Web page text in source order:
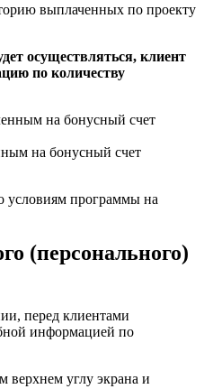
выплаченных по проекту
осуществляться, клиент
по количеству
на бонусный счет
условиям программы на
(персонального)
перед клиентами
информацией по
верхнем углу экрана и